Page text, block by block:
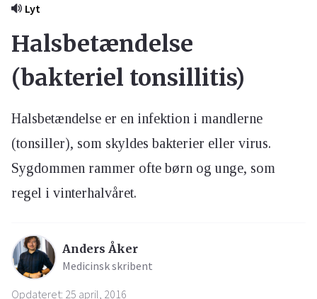
Lyt
Halsbetændelse
(bakteriel tonsillitis)
Halsbetændelse er en infektion i mandlerne
(tonsiller), som skyldes bakterier eller virus.
Sygdommen rammer ofte børn og unge, som
regel i vinterhalvåret.
Anders Åker
Medicinsk skribent
Opdateret: 25 april, 2016